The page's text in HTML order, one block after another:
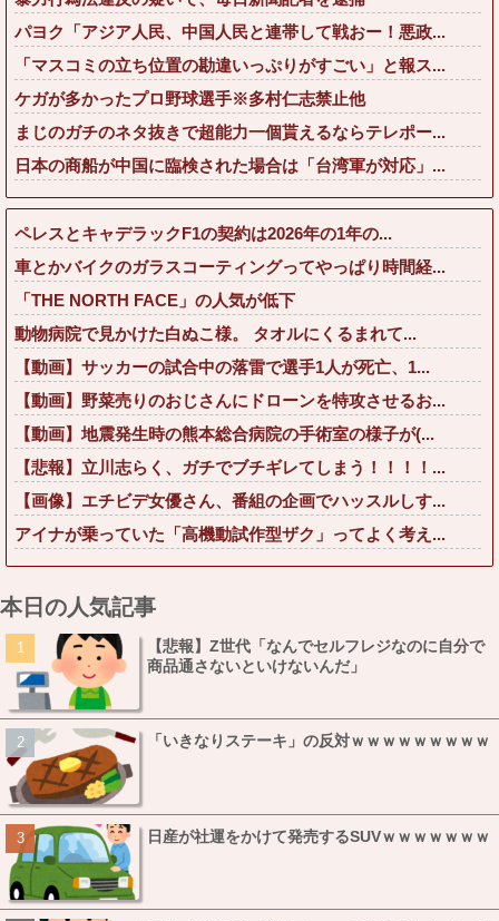
パヨク「アジア人民、中国人民と連帯して戦おー！悪政...
「マスコミの立ち位置の勘違いっぷりがすごい」と報ス...
ケガが多かったプロ野球選手※多村仁志禁止他
まじのガチのネタ抜きで超能力一個貰えるならテレポー...
日本の商船が中国に臨検された場合は「台湾軍が対応」...
ペレスとキャデラックF1の契約は2026年の1年の...
車とかバイクのガラスコーティングってやっぱり時間経...
「THE NORTH FACE」の人気が低下
動物病院で見かけた白ぬこ様。 タオルにくるまれて...
【動画】サッカーの試合中の落雷で選手1人が死亡、1...
【動画】野菜売りのおじさんにドローンを特攻させるお...
【動画】地震発生時の熊本総合病院の手術室の様子が(...
【悲報】立川志らく、ガチでブチギレてしまう！！！！...
【画像】エチビデ女優さん、番組の企画でハッスルしす...
アイナが乗っていた「高機動試作型ザク」ってよく考え...
本日の人気記事
【悲報】Z世代「なんでセルフレジなのに自分で
商品通さないといけないんだ」
「いきなりステーキ」の反対ｗｗｗｗｗｗｗｗｗ
日産が社運をかけて発売するSUVｗｗｗｗｗｗｗ